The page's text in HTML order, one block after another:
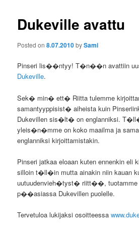
Dukeville avattu
Posted on8.07.2010bySami
Pinseri lis��ntyy! T�n��n avattiin
Dukeville.
Sek� min� ett� Riitta tulemme
samantyyppisist� aiheista kuin
Dukevillen sis�lt� on englanniksi.
yleis�n�mme on koko maailma ja
englanniksi kirjoittamistakin.
Pinseri jatkaa eloaan kuten ennenkin eli
silloin t�ll�in mutta ainakin niin kauan
uutuudenvieh�tyst� riitt��,
p��asiassa Dukevillen puolelle.
Tervetuloa lukijaksi osoitteessa